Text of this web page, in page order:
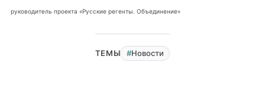
руководитель проекта «Русские регенты. Объединение»
ТЕМЫ Новости